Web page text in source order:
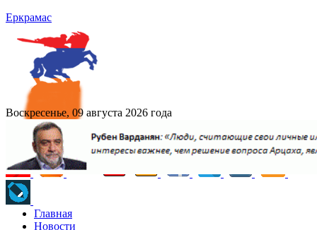
Еркрамас
Воскресенье, 09 августа 2026 года
Главная
Новости